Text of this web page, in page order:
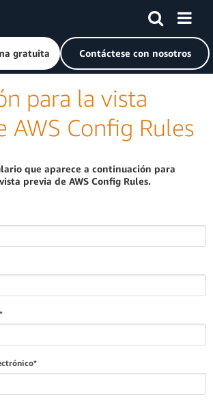
aquí para volver a la página de inicio de Amazon
gratuita Contáctese con nosotros
para la vista
AWS Config Rules
que aparece a continuación para
previa de AWS Config Rules.